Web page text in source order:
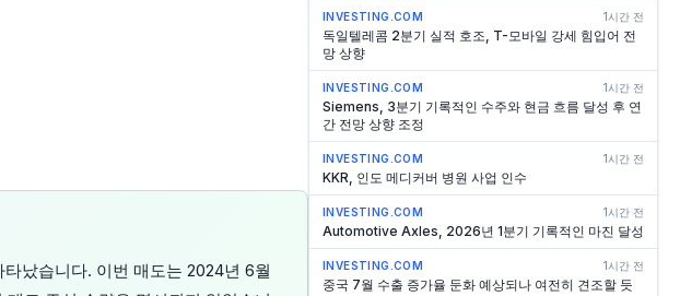
났습니다. 이번 매도는 2024년 6월
INVESTING.COM 1시간 전
독일텔레콤 2분기 실적 호조, T-모바일 강세 힘입어 전
망 상향
INVESTING.COM 1시간 전
Siemens, 3분기 기록적인 수주와 현금 흐름 달성 후 연
간 전망 상향 조정
INVESTING.COM 1시간 전
KKR, 인도 메디커버 병원 사업 인수
INVESTING.COM 1시간 전
Automotive Axles, 2026년 1분기 기록적인 마진 달성
INVESTING.COM 1시간 전
중국 7월 수출 증가율 둔화 예상되나 여전히 견조할 듯